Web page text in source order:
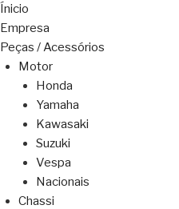
Ínicio
Empresa
Peças / Acessórios
Motor
Honda
Yamaha
Kawasaki
Suzuki
Vespa
Nacionais
Chassi